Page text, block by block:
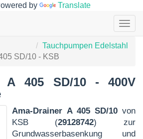
by Translate
Tauchpumpen Edelstahl
SD/10 - KSB
A 405 SD/10 - 400V
Ama-Drainer A 405 SD/10 von
KSB (29128742) zur
Grundwasserbasenkung und